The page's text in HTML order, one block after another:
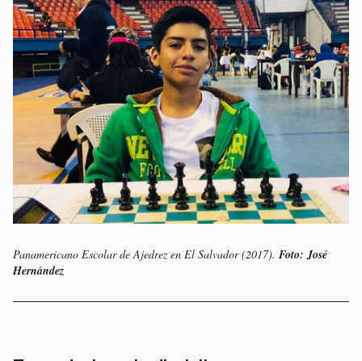
Panamericano Escolar de Ajedrez en El Salvador (2017). Foto: José
Hernández